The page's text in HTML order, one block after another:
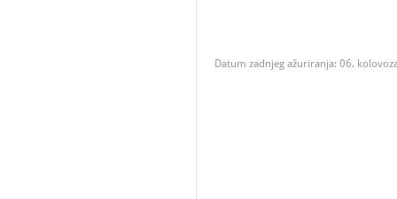
Datum zadnjeg ažuriranja: 06.